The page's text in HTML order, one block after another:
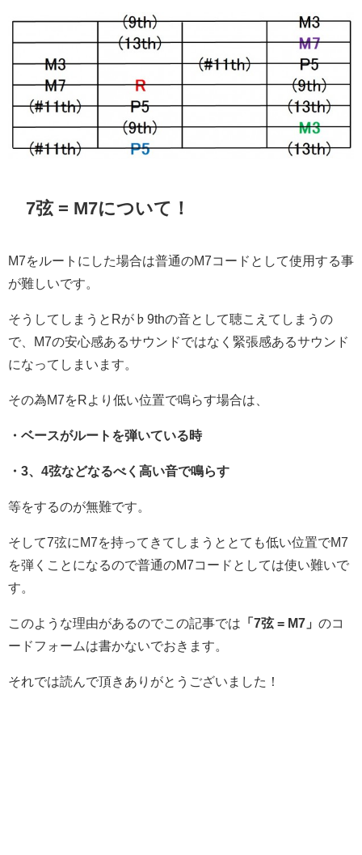
7弦 = M7について！
M7をルートにした場合は普通のM7コードとして使用する事
が難しいです。
そうしてしまうとRが♭9thの音として聴こえてしまうの
で、M7の安心感あるサウンドではなく緊張感あるサウンド
になってしまいます。
その為M7をRより低い位置で鳴らす場合は、
・ベースがルートを弾いている時
・3、4弦などなるべく高い音で鳴らす
等をするのが無難です。
そして7弦にM7を持ってきてしまうととても低い位置でM7
を弾くことになるので普通のM7コードとしては使い難いで
す。
このような理由があるのでこの記事では 「7弦 = M7」 のコ
ードフォームは書かないでおきます。
それでは読んで頂きありがとうございました！